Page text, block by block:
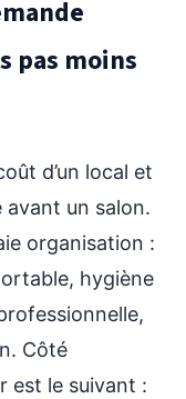
pas moins
d’un local et
un salon.
organisation :
hygiène
Côté
est le suivant :